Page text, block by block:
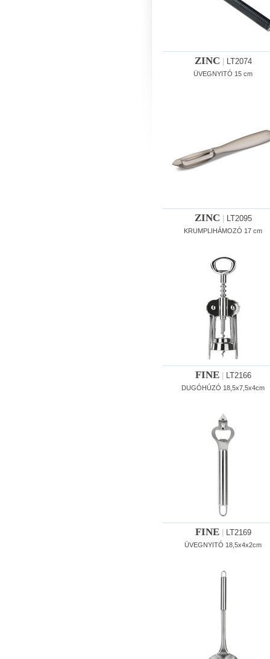
ZINC LT2074
ÜVEGNYITÓ 15 cm
ZINC LT2095
KRUMPLIHÁMOZÓ 17 cm
FINE| LT2166
DUGÓHÚZÓ 18,5x7,5x4cm
FINE| LT2169
ÜVEGNYITÓ 18,5x4x2cm